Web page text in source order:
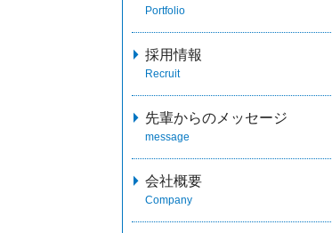
Portfolio
採用情報
Recruit
先輩からのメッセージ
message
会社概要
Company